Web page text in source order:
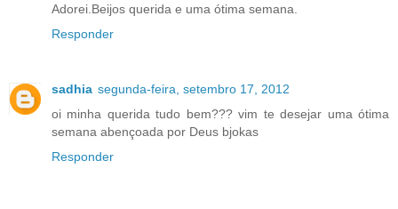
Adorei.Beijos querida e uma ótima semana.
Responder
sadhia segunda-feira, setembro 17, 2012
oi minha querida tudo bem??? vim te desejar uma ótima
semana abençoada por Deus bjokas
Responder